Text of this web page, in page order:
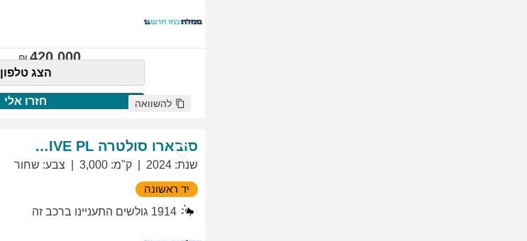
420,000
הצג טלפון
חזרו אלי להשוואה
סובארו סולטרה EXCLUSIVE PL
שנת:
2024 ק"מ:
3,000 צבע: שחור
יד ראשונה
1914 גולשים התעניינו ברכב זה